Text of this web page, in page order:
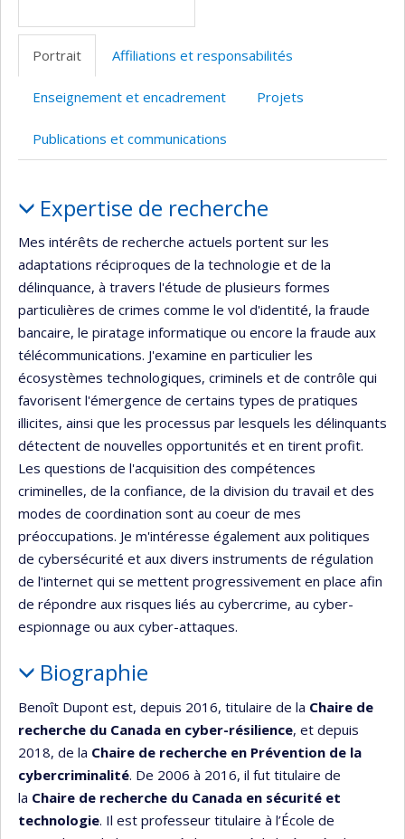
Portrait Affiliations et responsabilités
Enseignement et encadrement Projets
Publications et communications
Expertise de recherche
Mes intérêts de recherche actuels portent sur les
adaptations réciproques de la technologie et de la
délinquance, à travers l'étude de plusieurs formes
particulières de crimes comme le vol d'identité, la fraude
bancaire, le piratage informatique ou encore la fraude aux
télécommunications. J'examine en particulier les
écosystèmes technologiques, criminels et de contrôle qui
favorisent l'émergence de certains types de pratiques
illicites, ainsi que les processus par lesquels les délinquants
détectent de nouvelles opportunités et en tirent profit.
Les questions de l'acquisition des compétences
criminelles, de la confiance, de la division du travail et des
modes de coordination sont au coeur de mes
préoccupations. Je m'intéresse également aux politiques
de cybersécurité et aux divers instruments de régulation
de l'internet qui se mettent progressivement en place afin
de répondre aux risques liés au cybercrime, au cyber-
espionnage ou aux cyber-attaques.
Biographie
Benoît Dupont est, depuis 2016, titulaire de la Chaire de
recherche du Canada en cyber-résilience, et depuis
2018, de la Chaire de recherche en Prévention de la
cybercriminalité. De 2006 à 2016, il fut titulaire de
la Chaire de recherche du Canada en sécurité et
technologie. Il est professeur titulaire à l’École de